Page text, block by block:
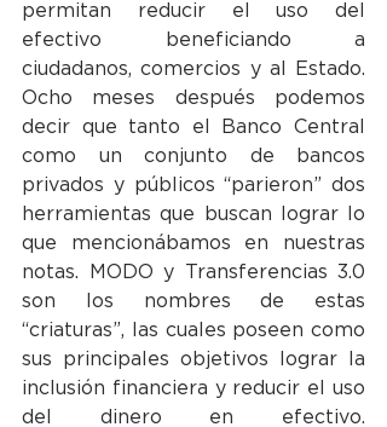
permitan reducir el uso del
efectivo beneficiando a
ciudadanos, comercios y al Estado.
Ocho meses después podemos
decir que tanto el Banco Central
como un conjunto de bancos
privados y públicos “parieron” dos
herramientas que buscan lograr lo
que mencionábamos en nuestras
notas. MODO y Transferencias 3.0
son los nombres de estas
“criaturas”, las cuales poseen como
sus principales objetivos lograr la
inclusión financiera y reducir el uso
del dinero en efectivo.